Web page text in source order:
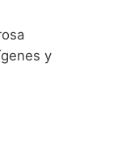
Q
R
T
y